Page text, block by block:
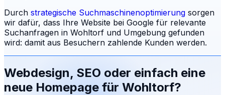
Durch strategische Suchmaschinenoptimierung sorgen
wir dafür, dass Ihre Website bei Google für relevante
Suchanfragen in Wohltorf und Umgebung gefunden
wird: damit aus Besuchern zahlende Kunden werden.
Webdesign, SEO oder einfach eine
neue Homepage für Wohltorf?